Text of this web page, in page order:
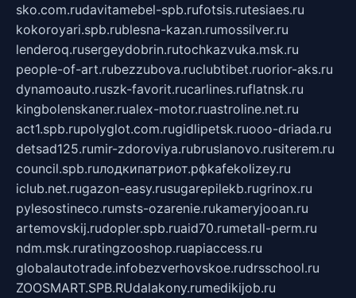
sko.com.rudavitamebel-spb.rufotsis.rutesiaes.ru
kokoroyari.spb.rublesna-kazan.rumossilver.ru
lenderoq.rusergeydobrin.rutochkazvuka.msk.ru
people-of-art.rubezzubova.ruclubtibet.ruorior-aks.ru
dynamoauto.ruszk-favorit.rucarlines.ruflatnsk.ru
kingbolenskaner.rualex-motor.ruastroline.net.ru
act1.spb.rupolyglot.com.rugidlipetsk.ruooo-driada.ru
detsad125.rumir-zdoroviya.rubruslanovo.rusiterem.ru
council.spb.ruлодкипатриот.рфkafekolizey.ru
iclub.net.rugazon-easy.rusugarepilekb.rugrinox.ru
pylesostineco.rumsts-ozarenie.rukameryjooan.ru
artemovskij.rudopler.spb.ruaid70.rumetall-perm.ru
ndm.msk.ruratingzooshop.ruapiaccess.ru
globalautotrade.infobezverhovskoe.rudrsschool.ru
ZOOSMART.SPB.RUdalakony.rumedikijob.ru